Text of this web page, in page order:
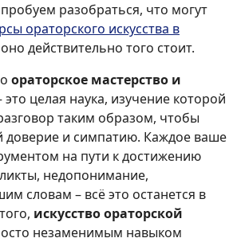
разобраться, что могут
ораторского искусства в
действительно того стоит.
ораторское мастерство и
это целая наука, изучение которой
таким образом, чтобы
доверие и симпатию. Каждое ваше
на пути к достижению
недопонимание,
словам – всё это останется в
искусство ораторской
незаменимым навыком